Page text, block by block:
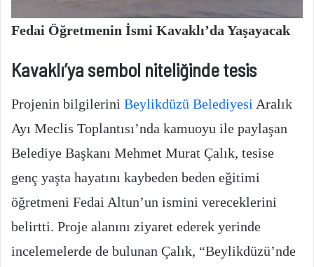
Fedai Öğretmenin İsmi Kavaklı’da Yaşayacak
Kavaklı’ya sembol niteliğinde tesis
Projenin bilgilerini Beylikdüzü Belediyesi Aralık
Ayı Meclis Toplantısı’nda kamuoyu ile paylaşan
Belediye Başkanı Mehmet Murat Çalık, tesise
genç yaşta hayatını kaybeden beden eğitimi
öğretmeni Fedai Altun’un ismini vereceklerini
belirtti. Proje alanını ziyaret ederek yerinde
incelemelerde de bulunan Çalık, “Beylikdüzü’nde